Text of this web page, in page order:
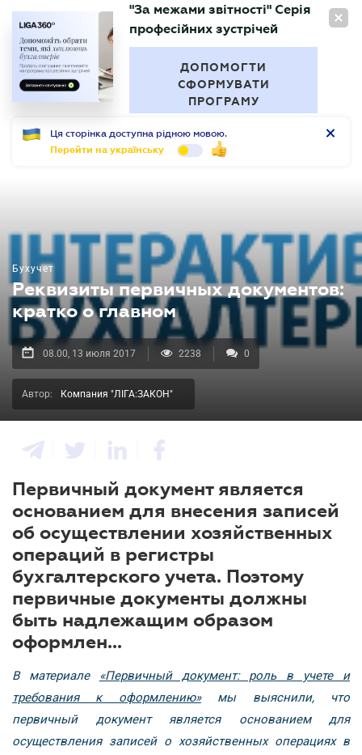
RU
БУХГАЛТЕР
"За межами звітності" Серія
професійних зустрічей
ДОПОМОГТИ
СФОРМУВАТИ
ПРОГРАМУ
Ця сторінка доступна рідною мовою.
Перейти на українську
Бухучет
Реквизиты первичных документов:
кратко о главном
08.00, 13 июля 2017 2238 0
Автор: Компания "ЛІГА:ЗАКОН"
Первичный документ является
основанием для внесения записей
об осуществлении хозяйственных
операций в регистры
бухгалтерского учета. Поэтому
первичные документы должны
быть надлежащим образом
оформлен...
В материале
«Первичный документ: роль в учете и
требования к оформлению»мы выяснили, что
первичный документ является основанием для
осуществления записей о хозяйственных операциях в